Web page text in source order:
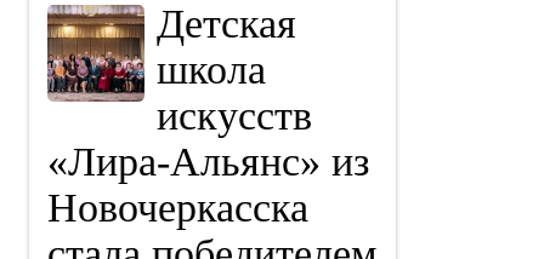
Детская
школа
искусств
«Лира‑Альянс» из
Новочеркасска